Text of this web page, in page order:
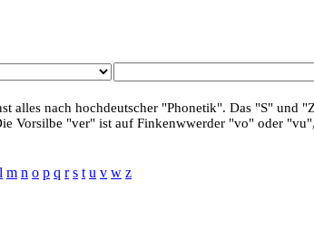
alles nach hochdeutscher "Phonetik". Das "S" und
Vorsilbe "ver" ist auf Finkenwwerder "vo" oder
l m n o p q r s t u v w z